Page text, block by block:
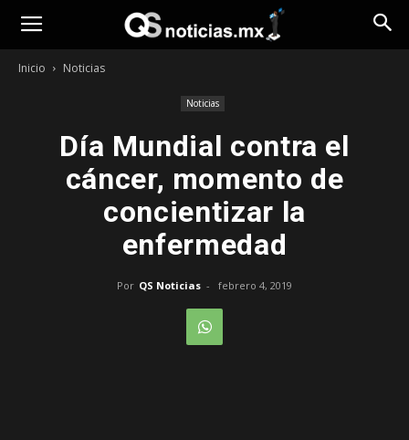
Inicio Noticias
Noticias
Día Mundial contra el
cáncer, momento de
concientizar la
enfermedad
Por QS Noticias - febrero 4, 2019